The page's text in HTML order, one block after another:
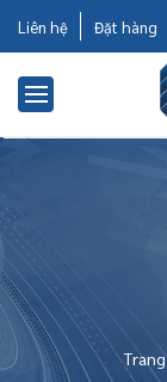
Liên hệ Đặt hàng